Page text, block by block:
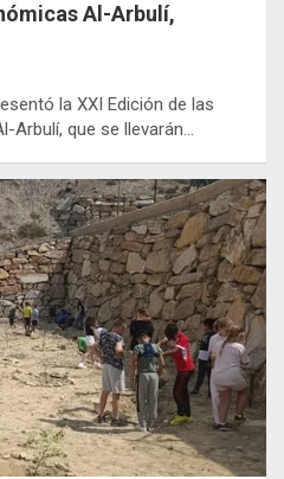
Al-Arbulí,
la XXI Edición de las
Arbulí, que se llevarán…